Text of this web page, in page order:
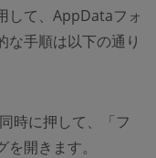
して、AppDataフォ
な手順は以下の通り
時に押して、「フ
開きます。